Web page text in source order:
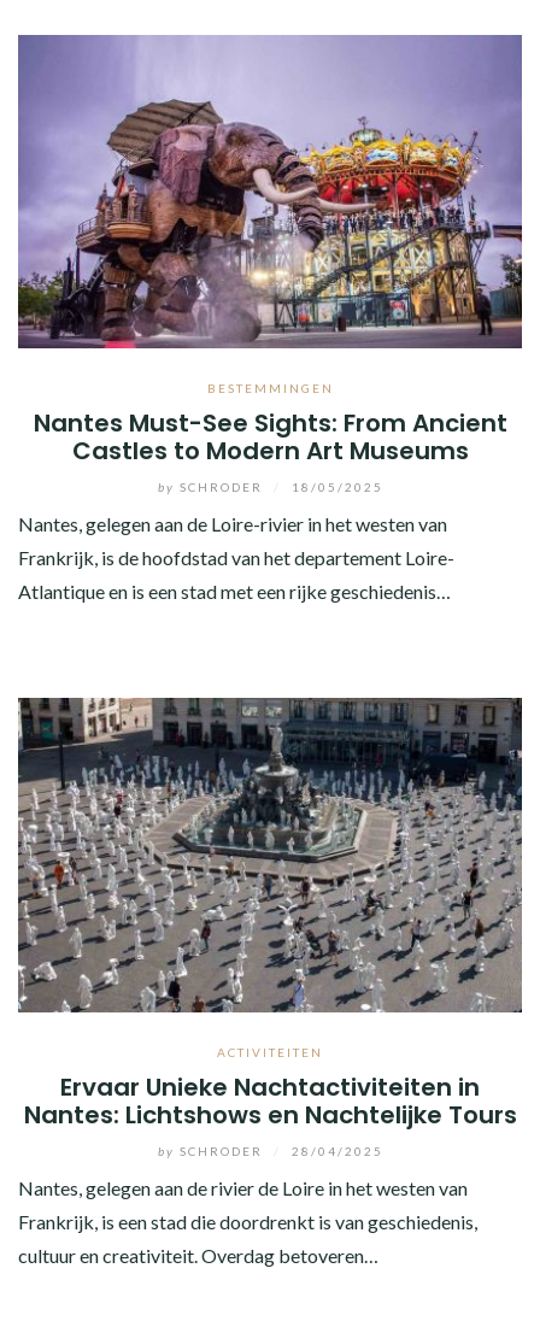
BESTEMMINGEN
Nantes Must-See Sights: From Ancient
Castles to Modern Art Museums
by SCHRODER 18/05/2025
Nantes, gelegen aan de Loire-rivier in het westen van
Frankrijk, is de hoofdstad van het departement Loire-
Atlantique en is een stad met een rijke geschiedenis…
ACTIVITEITEN
Ervaar Unieke Nachtactiviteiten in
Nantes: Lichtshows en Nachtelijke Tours
by SCHRODER 28/04/2025
Nantes, gelegen aan de rivier de Loire in het westen van
Frankrijk, is een stad die doordrenkt is van geschiedenis,
cultuur en creativiteit. Overdag betoveren…